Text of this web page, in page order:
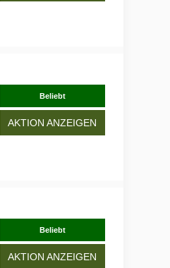
Beliebt
AKTION ANZEIGEN
Beliebt
AKTION ANZEIGEN